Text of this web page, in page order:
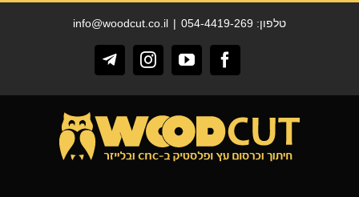
טלפון: 054-4419-269 |
info@woodcut.co.il
Facebook
YouTube
Instagram
Telegram